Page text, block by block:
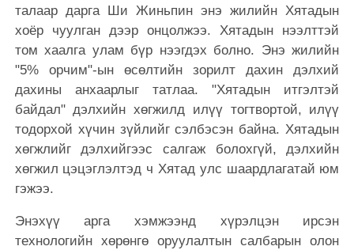
талаар дарга Ши Жиньпин энэ жилийн Хятадын
хоёр чуулган дээр онцолжээ. Хятадын нээлттэй
том хаалга улам бүр нээгдэх болно. Энэ жилийн
"5% орчим"-ын өсөлтийн зорилт дахин дэлхий
дахины анхаарлыг татлаа. "Хятадын итгэлтэй
байдал" дэлхийн хөгжилд илүү тогтвортой, илүү
тодорхой хүчин зүйлийг сэлбэсэн байна. Хятадын
хөгжлийг дэлхийгээс салгаж болохгүй, дэлхийн
хөгжил цэцэглэлтэд ч Хятад улс шаардлагатай юм
гэжээ.
Энэхүү арга хэмжээнд хүрэлцэн ирсэн
технологийн хөрөнгө оруулалтын салбарын олон